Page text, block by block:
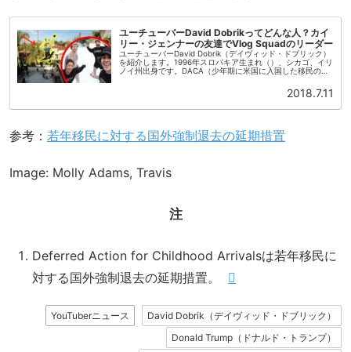
ユーチューバーDavid Dobrikってどんな人？カイ
リー・ジェンナーの友達でVlog Squadのリーダー
ユーチューバーDavid Dobrik（デイヴィッド・ドブリック）
を紹介します。1996年スロバキア生まれ（）、シカゴ、イリ
ノイ州出身です。DACA（少年期に米国に入国した移民の延
2018.7.11
参考： 若年移民に対する国外強制退去の延期措置
Image: Molly Adams, Travis
注
Deferred Action for Childhood Arrivalsは若年移民に
対する国外強制退去の延期措置。
YouTuberニュース
David Dobrik（デイヴィッド・ドブリック）
Donald Trump（ドナルド・トランプ）